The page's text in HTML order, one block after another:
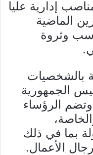
إدارية عليا
الماضية
وثروة
بالشخصيات
الجمهورية
الرؤساء
بما في ذلك
الأعمال.